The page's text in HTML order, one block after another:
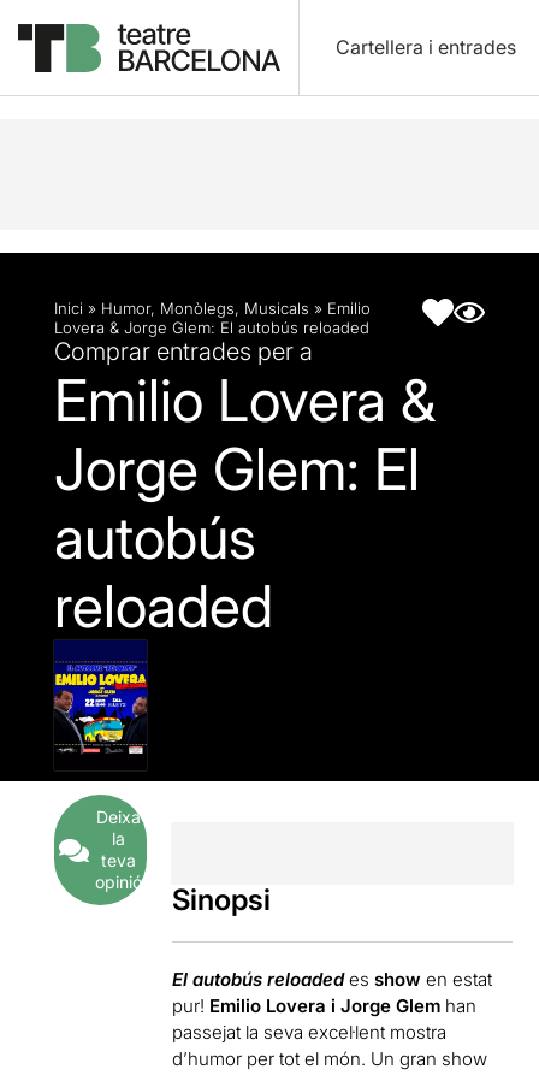
Cartellera i entrades
Descripció Fitxa artística
Inici » Humor, Monòlegs, Musicals » Emilio
Lovera & Jorge Glem: El autobús reloaded
Comprar entrades per a
Emilio Lovera &
Jorge Glem: El
autobús
reloaded
Deixa
la
teva
opinió
Sinopsi
El autobús reloadedesshowen estat
pur! Emilio Lovera i Jorge Glem han
passejat la seva excel·lent mostra
d’humor per tot el món. Ungran show